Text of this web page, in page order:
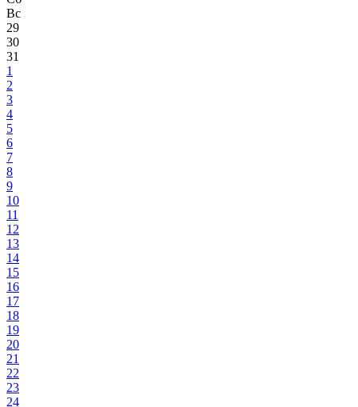
Вс
29
30
31
1
2
3
4
5
6
7
8
9
10
11
12
13
14
15
16
17
18
19
20
21
22
23
24